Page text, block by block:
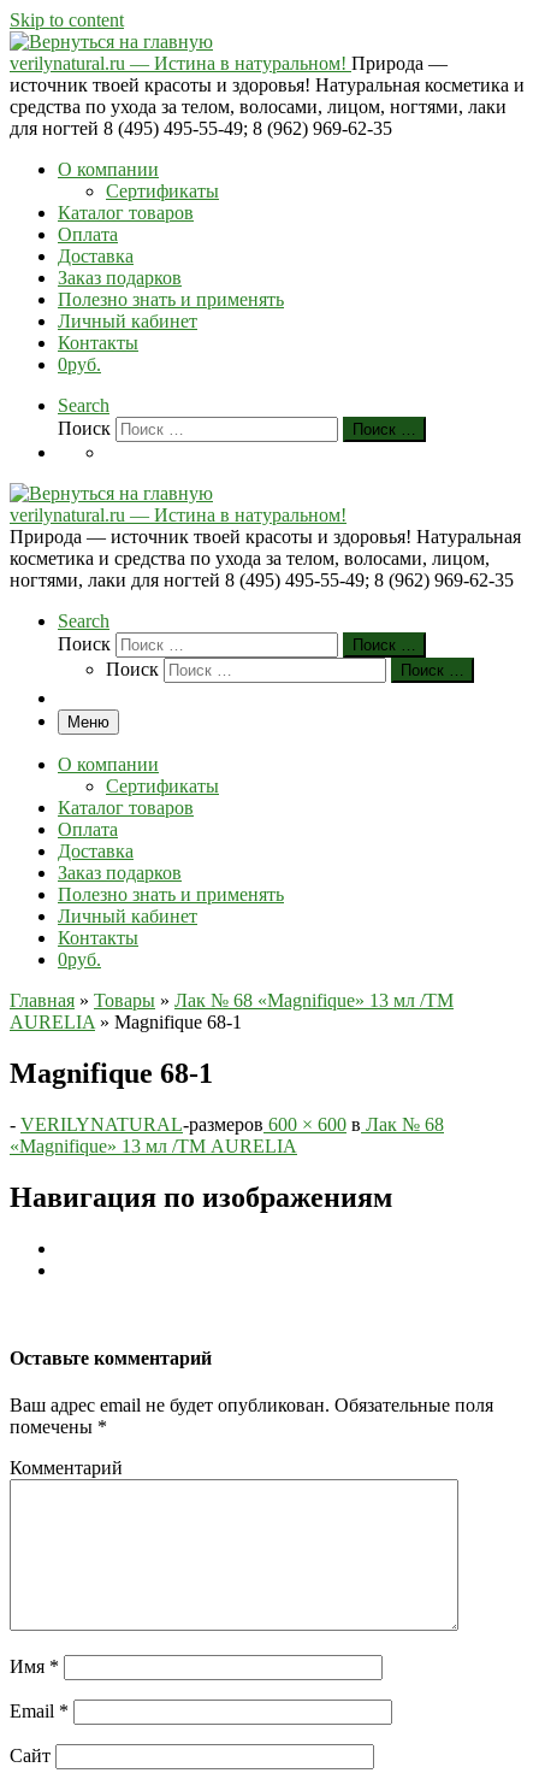
Skip to content
verilynatural.ru — Истина в натуральном! Природа —
источник твоей красоты и здоровья! Натуральная косметика и
средства по ухода за телом, волосами, лицом, ногтями, лаки
для ногтей 8 (495) 495-55-49; 8 (962) 969-62-35
О компании
Сертификаты
Каталог товаров
Оплата
Доставка
Заказ подарков
Полезно знать и применять
Личный кабинет
Контакты
0руб.
Search
Поиск
Поиск …
verilynatural.ru — Истина в натуральном!
Природа — источник твоей красоты и здоровья! Натуральная
косметика и средства по ухода за телом, волосами, лицом,
ногтями, лаки для ногтей 8 (495) 495-55-49; 8 (962) 969-62-35
Search
Поиск
Поиск …
Поиск Поиск …
Меню
О компании
Сертификаты
Каталог товаров
Оплата
Доставка
Заказ подарков
Полезно знать и применять
Личный кабинет
Контакты
0руб.
Главная » Товары » Лак № 68 «Magnifique» 13 мл /ТМ
AURELIA » Magnifique 68-1
Magnifique 68-1
- VERILYNATURAL-размеров 600 × 600 в Лак № 68
«Magnifique» 13 мл /ТМ AURELIA
Навигация по изображениям
Оставьте комментарий
Ваш адрес email не будет опубликован. Обязательные поля
помечены *
Комментарий
Имя *
Email *
Сайт